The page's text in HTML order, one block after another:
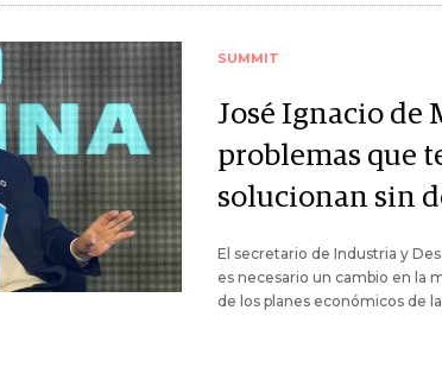
SUMMIT
José Ignacio de
problemas que
solucionan sin
El secretario de Industria y
es necesario un cambio en la
de los planes económicos de